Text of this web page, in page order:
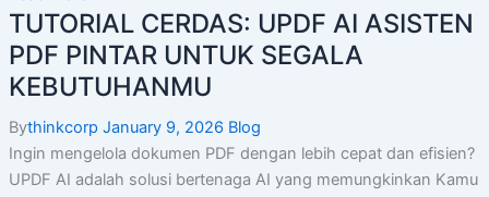
TUTORIAL CERDAS: UPDF AI ASISTEN
PDF PINTAR UNTUK SEGALA
KEBUTUHANMU
Bythinkcorp January 9, 2026 Blog
Ingin mengelola dokumen PDF dengan lebih cepat dan efisien?
UPDF AI adalah solusi bertenaga AI yang memungkinkan Kamu